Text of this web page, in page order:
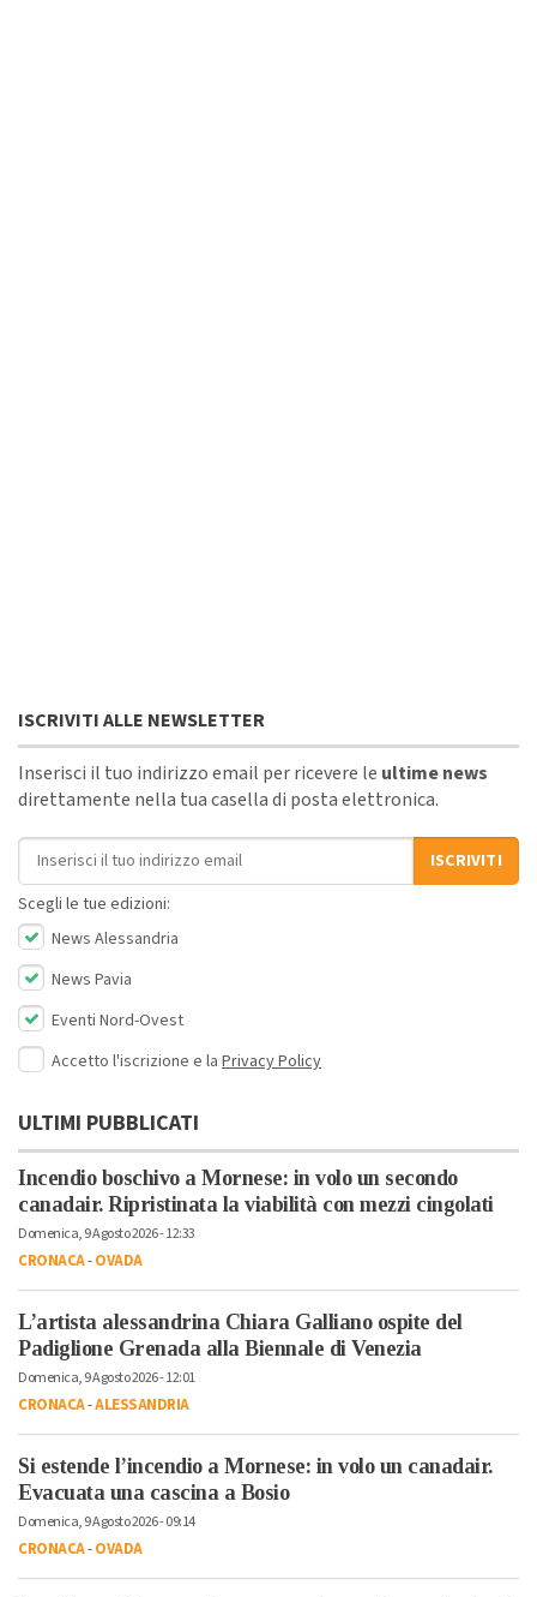
ISCRIVITI ALLE NEWSLETTER
Inserisci il tuo indirizzo email per ricevere le ultime news
direttamente nella tua casella di posta elettronica.
Indirizzo email
ISCRIVITI
Scegli le tue edizioni:
News Alessandria
News Pavia
Eventi Nord-Ovest
Accetto l'iscrizione e la Privacy Policy
ULTIMI PUBBLICATI
Incendio boschivo a Mornese: in volo un secondo
canadair. Ripristinata la viabilità con mezzi cingolati
Domenica, 9 Agosto 2026 - 12:33
CRONACA-OVADA
L’artista alessandrina Chiara Galliano ospite del
Padiglione Grenada alla Biennale di Venezia
Domenica, 9 Agosto 2026 - 12:01
CRONACA-ALESSANDRIA
Si estende l’incendio a Mornese: in volo un canadair.
Evacuata una cascina a Bosio
Domenica, 9 Agosto 2026 - 09:14
CRONACA-OVADA